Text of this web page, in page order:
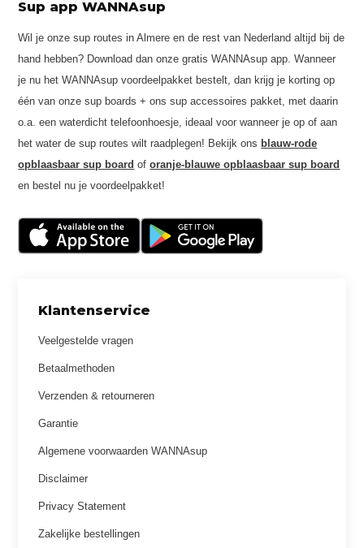
Klantenservice
Veelgestelde vragen
Betaalmethoden
Verzenden & retourneren
Garantie
Algemene voorwaarden WANNAsup
Disclaimer
Privacy Statement
Zakelijke bestellingen
Sup app WANNAsup
Wil je onze sup routes in Almere en de rest van Nederland altijd bij de
hand hebben? Download dan onze gratis WANNAsup app. Wanneer
je nu het WANNAsup voordeelpakket bestelt, dan krijg je korting op
één van onze sup boards + ons sup accessoires pakket, met daarin
o.a. een waterdicht telefoonhoesje, ideaal voor wanneer je op of aan
het water de sup routes wilt raadplegen! Bekijk ons blauw-rode
opblaasbaar sup board oforanje-blauwe opblaasbaar sup board
en bestel nu je voordeelpakket!